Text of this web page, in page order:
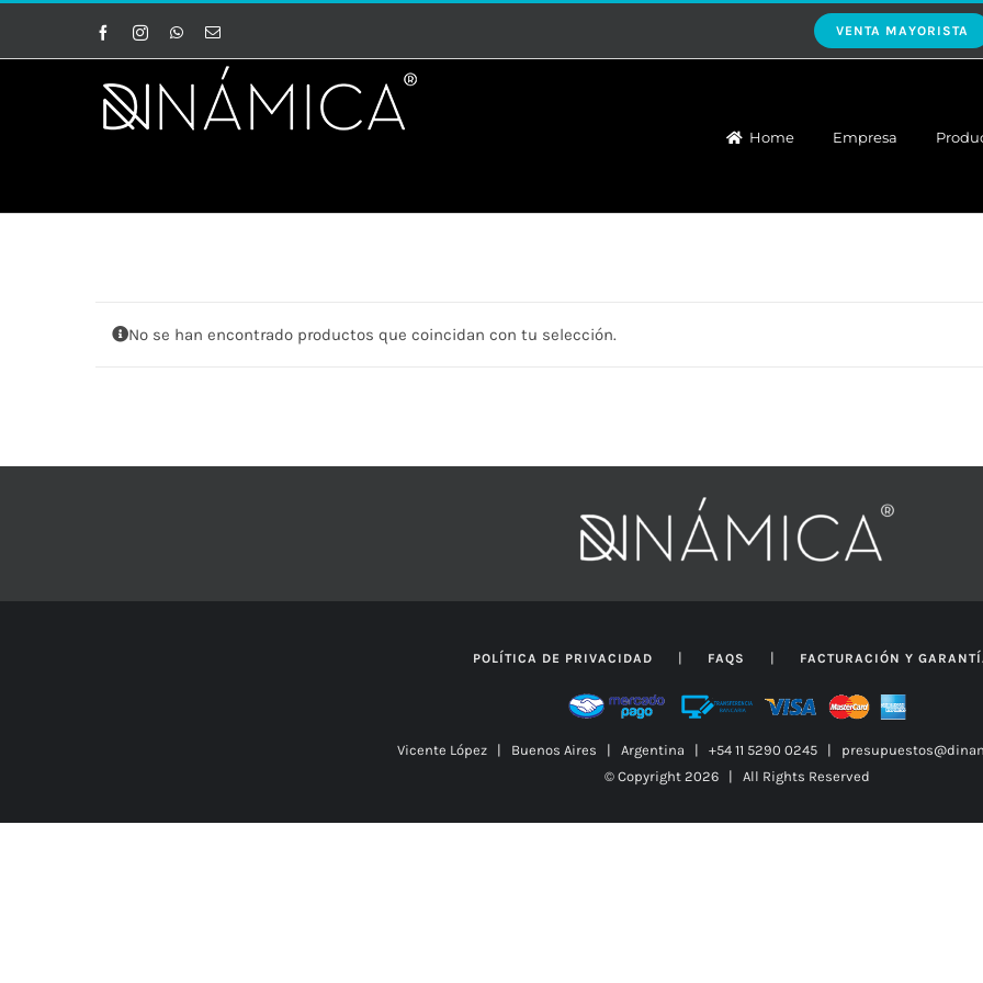
FacebookInstagramWhatsAppCorreo
VENTA MAYORISTA
Home Empresa
No se han encontrado productos que coincidan con tu selección.
POLÍTICA DE PRIVACIDAD | FAQS | FACTURACIÓN Y
Vicente López | Buenos Aires | Argentina | +54 11 5290 0245 |
© Copyright 2026 | All Rights Reserved